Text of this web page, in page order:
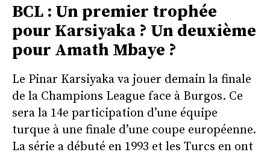
BCL : Un premier trophée
pour Karsiyaka ? Un deuxième
pour Amath Mbaye ?
Le Pinar Karsiyaka va jouer demain la finale
de la Champions League face à Burgos. Ce
sera la 14e participation d’une équipe
turque à une finale d’une coupe européenne.
La série a débuté en 1993 et les Turcs en ont